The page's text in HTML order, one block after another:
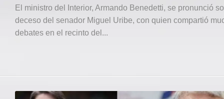
El ministro del Interior, Armando Benedetti, se pronunció
deceso del senador Miguel Uribe, con quien compartió
debates en el recinto del...